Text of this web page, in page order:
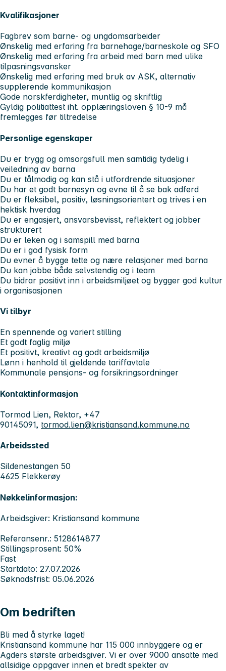
Kvalifikasjoner
Fagbrev som barne- og ungdomsarbeider
Ønskelig med erfaring fra barnehage/barneskole og SFO
Ønskelig med erfaring fra arbeid med barn med ulike
tilpasningsvansker
Ønskelig med erfaring med bruk av ASK, alternativ
supplerende kommunikasjon
Gode norskferdigheter, muntlig og skriftlig
Gyldig politiattest iht. opplæringsloven § 10-9 må
fremlegges før tiltredelse
Personlige egenskaper
Du er trygg og omsorgsfull men samtidig tydelig i
veiledning av barna
Du er tålmodig og kan stå i utfordrende situasjoner
Du har et godt barnesyn og evne til å se bak adferd
Du er fleksibel, positiv, løsningsorientert og trives i en
hektisk hverdag
Du er engasjert, ansvarsbevisst, reflektert og jobber
strukturert
Du er leken og i samspill med barna
Du er i god fysisk form
Du evner å bygge tette og nære relasjoner med barna
Du kan jobbe både selvstendig og i team
Du bidrar positivt inn i arbeidsmiljøet og bygger god kultur
i organisasjonen
Vi tilbyr
En spennende og variert stilling
Et godt faglig miljø
Et positivt, kreativt og godt arbeidsmiljø
Lønn i henhold til gjeldende tariffavtale
Kommunale pensjons- og forsikringsordninger
Kontaktinformasjon
Tormod Lien, Rektor, +47
90145091, tormod.lien@kristiansand.kommune.no
Arbeidssted
Sildenestangen 50
4625 Flekkerøy
Nøkkelinformasjon:
Arbeidsgiver: Kristiansand kommune
Referansenr.: 5128614877
Stillingsprosent: 50%
Fast
Startdato: 27.07.2026
Søknadsfrist: 05.06.2026
Om bedriften
Bli med å styrke laget!
Kristiansand kommune har 115 000 innbyggere og er
Agders største arbeidsgiver. Vi er over 9000 ansatte med
allsidige oppgaver innen et bredt spekter av